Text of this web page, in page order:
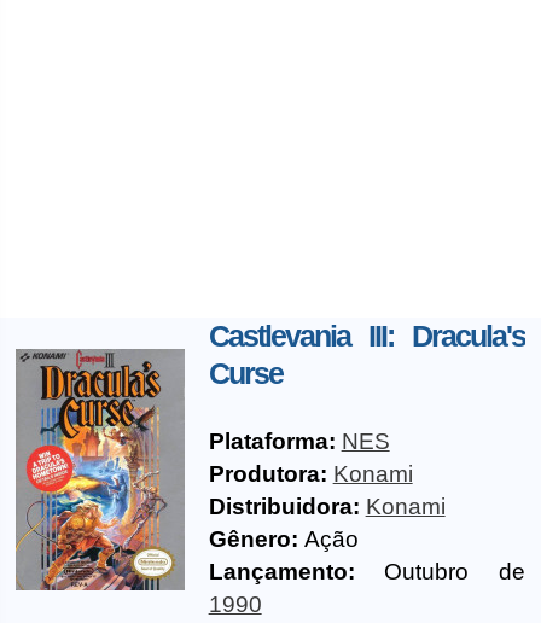
Castlevania III: Dracula's
Curse
Plataforma: NES
Produtora: Konami
Distribuidora: Konami
Gênero: Ação
Lançamento: Outubro de
1990